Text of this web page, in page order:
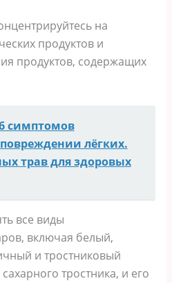
на
продуктов и
продуктов, содержащих
симптомов
лёгких.
трав для здоровых
все виды
включая белый,
и тростниковый
тростника, и его